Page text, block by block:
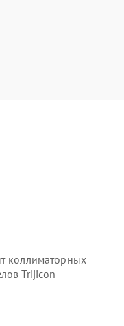
коллиматорных
Trijicon